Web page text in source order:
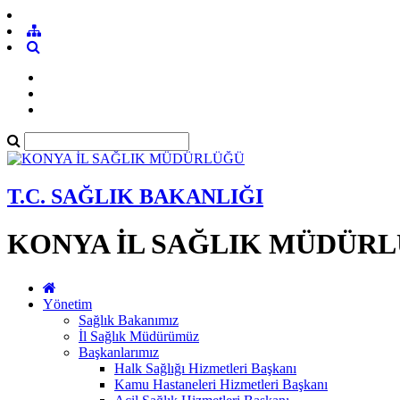
T.C. SAĞLIK BAKANLIĞI
KONYA İL SAĞLIK
Yönetim
Sağlık Bakanımız
İl Sağlık Müdürümüz
Başkanlarımız
Halk Sağlığı Hizmetleri Başkanı
Kamu Hastaneleri Hizmetleri Başkanı